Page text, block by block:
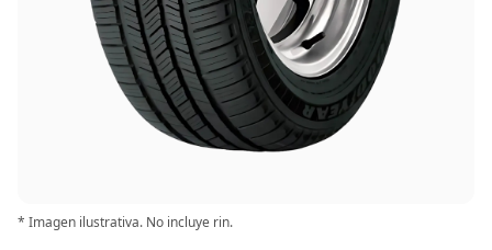
* Imagen ilustrativa. No incluye rin.